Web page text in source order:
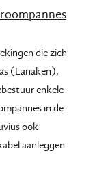
die zich
(Lanaken),
enkele
in de
ook
aanleggen